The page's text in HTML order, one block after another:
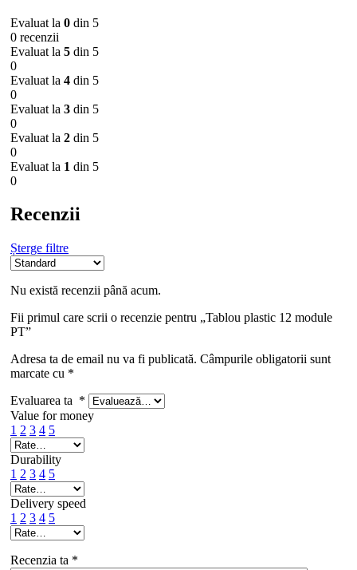
Evaluat la 0 din 5
0 recenzii
Evaluat la 5 din 5
0
Evaluat la 4 din 5
0
Evaluat la 3 din 5
0
Evaluat la 2 din 5
0
Evaluat la 1 din 5
0
Recenzii
Șterge filtre
Nu există recenzii până acum.
Fii primul care scrii o recenzie pentru „Tablou plastic 12 module
PT”
Adresa ta de email nu va fi publicată. Câmpurile obligatorii sunt
marcate cu *
Evaluarea ta *
Value for money
1 2 3 4 5
Durability
1 2 3 4 5
Delivery speed
1 2 3 4 5
Recenzia ta *